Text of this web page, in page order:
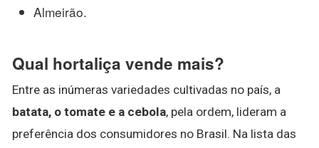
Almeirão.
Qual hortaliça vende mais?
Entre as inúmeras variedades cultivadas no país, a
batata, o tomate e a cebola, pela ordem, lideram a
preferência dos consumidores no Brasil. Na lista das